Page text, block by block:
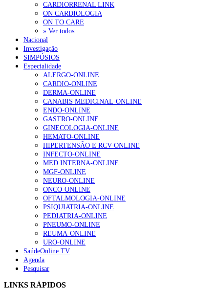
Portugal está a formar os médicos de que precisa?
2026
NOTÍCIAS MAIS LIDAS
Enfermagem Forense. “Da urgência ao tribunal, cada
gesto conta e cada profissional faz a diferença”
203 visualizações
1.º Episódio do Podcast “Frequência Cardio – Sintoniza-
te na Insuficiência Cardíaca” da Bayer
169 visualizações
Alguns milhares de utentes podem ficar sem médico de
família com nova regras do registo, alerta associação
132 visualizações
“Os programas de rastreio do cancro do pulmão são
custo-efetivos e representam um investimento
sustentável para os sistemas de saúde”
93 visualizações
CARDIORRENAL LINK
ON CARDIOLOGIA
ON TO CARE
» Ver todos
Nacional
Investigação
SIMPÓSIOS
Especialidade
ALERGO-ONLINE
CARDIO-ONLINE
DERMA-ONLINE
CANABIS MEDICINAL-ONLINE
ENDO-ONLINE
GASTRO-ONLINE
GINECOLOGIA-ONLINE
HEMATO-ONLINE
HIPERTENSÃO E RCV-ONLINE
INFECTO-ONLINE
MED.INTERNA-ONLINE
MGF-ONLINE
NEURO-ONLINE
ONCO-ONLINE
OFTALMOLOGIA-ONLINE
PSIQUIATRIA-ONLINE
PEDIATRIA-ONLINE
PNEUMO-ONLINE
REUMA-ONLINE
URO-ONLINE
SaúdeOnline TV
Agenda
Pesquisar
LINKS RÁPIDOS